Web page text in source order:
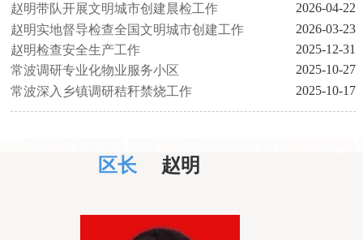
赵明带队开展文明城市创建晨检工作
2026-04-22
赵明实地督导检查全国文明城市创建工作
2026-03-23
赵明检查安全生产工作
2025-12-31
常波调研专业化物业服务小区
2025-10-27
常波深入乡镇调研秸秆禁烧工作
2025-10-17
区长 赵明